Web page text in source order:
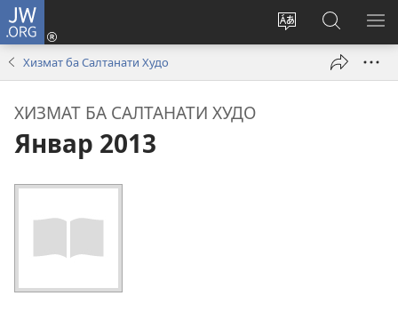
JW.ORG
Иваз
кардани
забони
Даромадан
(дар
Ҷустуҷӯ
дар
сайти
Хизмат ба Салтанати Худо
ХИЗМАТ БА САЛТАНАТИ ХУДО
Январ 2013